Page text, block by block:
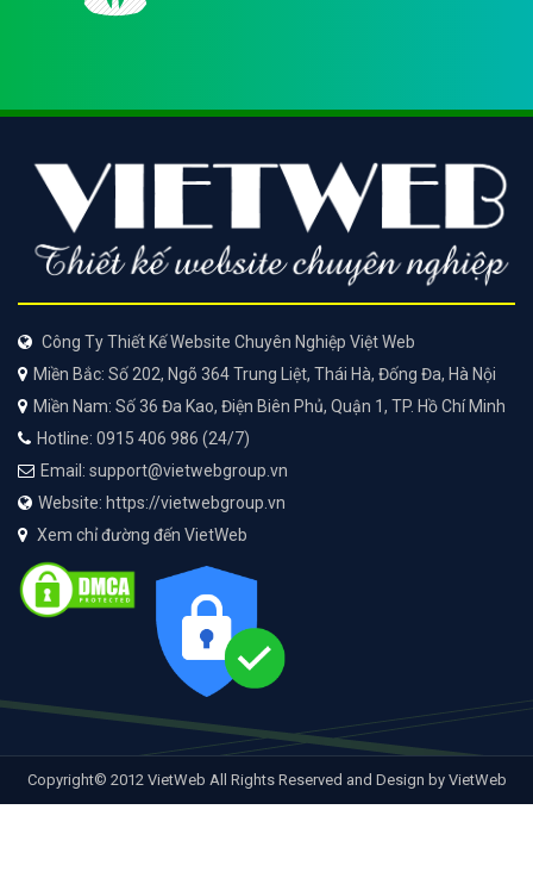
Công Ty Thiết Kế Website Chuyên Nghiệp Việt Web
Miền Bắc: Số 202, Ngõ 364 Trung Liệt, Thái Hà, Đống Đa, Hà Nội
Miền Nam: Số 36 Đa Kao, Điện Biên Phủ, Quận 1, TP. Hồ Chí Minh
Hotline: 0915 406 986 (24/7)
Email: support@vietwebgroup.vn
Website: https://vietwebgroup.vn
Xem chỉ đường đến VietWeb
Copyright© 2012 VietWeb All Rights Reserved and Design by VietWeb